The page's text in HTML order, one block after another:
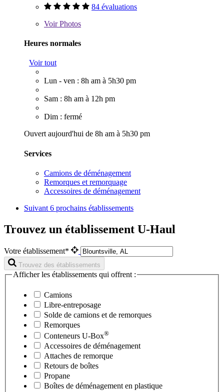
84 évaluations
VoirPhotos
Heures normales
Voir tout
Lun - ven : 8h am à 5h30 pm
Sam : 8h am à 12h pm
Dim : fermé
Ouvert aujourd'hui de 8h am à 5h30 pm
Services
Camions de déménagement
Remorques et remorquage
Accessoires de déménagement
Suivant 6 prochains établissements
Trouvez un établissement U-Haul
Votre établissement*
Trouvez des établissements
Afficher les établissements qui offrent :
Camions
Libre-entreposage
Solde de camions et de remorques
Remorques
Conteneurs U-Box®
Accessoires de déménagement
Attaches de remorque
Retours de boîtes
Propane
Boîtes de déménagement en plastique